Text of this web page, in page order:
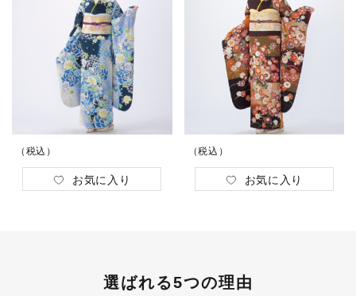
（税込）
お気に入り
（税込）
お気に入り
選ばれる5つの理由